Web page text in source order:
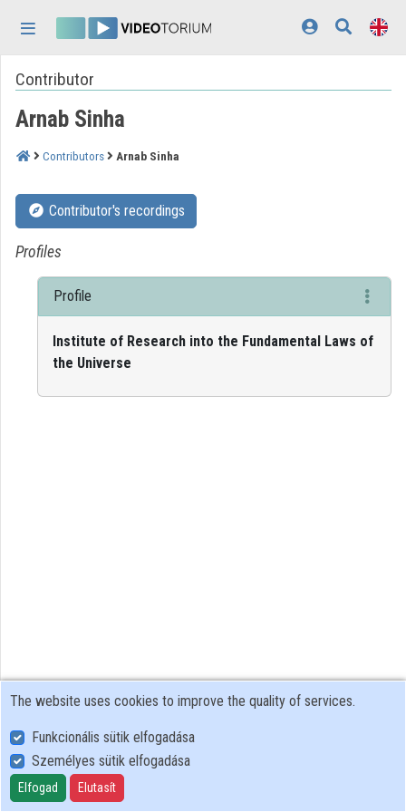
Home
Log In
Discovery
Categories
Playlists
Organizations
Contributors
Appearance:light
Contributor
Arnab Sinha
Contributors Arnab Sinha
Contributor's recordings
Profiles
Profile
Institute of Research into the Fundamental Laws of
the Universe
User Policy
Adatkezelési tájékoztató (en)
Cookie Policy
The website uses cookies to improve the quality of services.
Funkcionális sütik elfogadása
Személyes sütik elfogadása
Elfogad Elutasít